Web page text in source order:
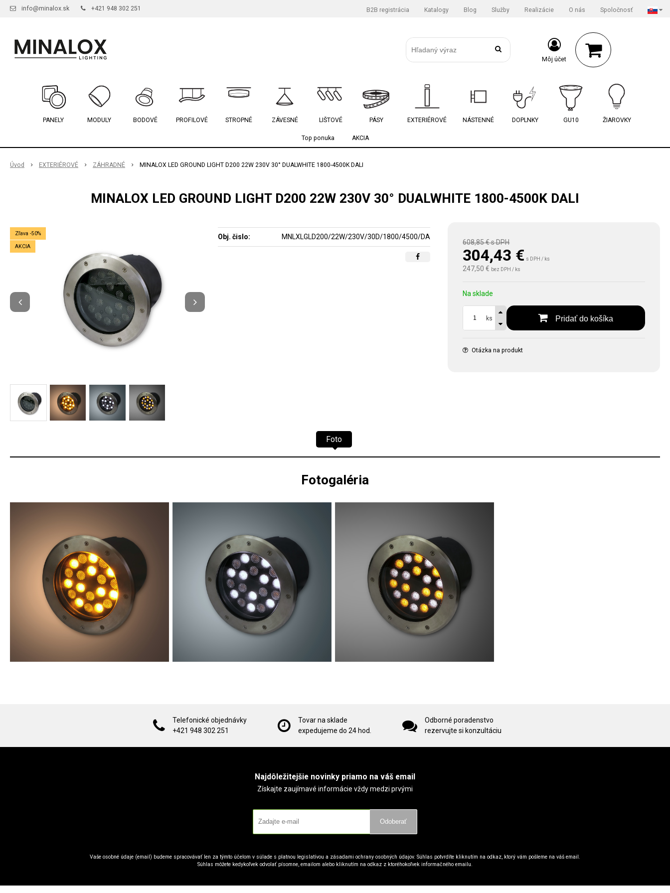
info@minalox.sk +421 948 302 251 B2B registrácia Katalogy Blog Služby Realizácie O nás Spoločnosť
Môj účet
PANELY MODULY BODOVÉ PROFILOVÉ STROPNÉ ZÁVESNÉ LIŠTOVÉ PÁSY EXTERIÉROVÉ NÁSTENNÉ DOPLNKY GU10 ŽIAROVKY
Top ponuka AKCIA
Úvod EXTERIÉROVÉ ZÁHRADNÉ MINALOX LED GROUND LIGHT D200 22W 230V 30° DUALWHITE 1800-4500K DALI
MINALOX LED GROUND LIGHT D200 22W 230V 30° DUALWHITE 1800-4500K DALI
Zľava -50%
AKCIA
608,85 €s DPH
304,43 € s DPH / ks
247,50 € bez DPH / ks
Na sklade
ks Pridať do košíka
Otázka na produkt
Obj. čislo: MNLXLGLD200/22W/230V/30D/1800/4500/DALI
Foto
Fotogaléria
Telefonické objednávky
+421 948 302 251
Tovar na sklade
expedujeme do 24 hod.
Odborné poradenstvo
rezervujte si konzultáciu
Najdôležitejšie novinky priamo na váš email
Získajte zaujímavé informácie vždy medzi prvými
Odoberať
Vaše osobné údaje (email) budeme spracovávať len za týmto účelom v súlade s platnou legislatívou a zásadami ochrany osobných údajov. Súhlas potvrdíte kliknutím na odkaz, ktorý vám pošleme na váš email.
Súhlas môžete kedykoľvek odvolať písomne, emailom alebo kliknutím na odkaz z ktoréhokoľvek informačného emailu.